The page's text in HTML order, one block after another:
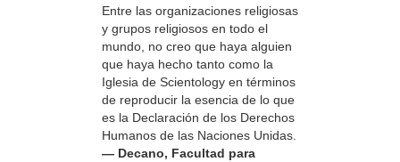
Entre las organizaciones religiosas
y grupos religiosos en todo el
mundo, no creo que haya alguien
que haya hecho tanto como la
Iglesia de Scientology en términos
de reproducir la esencia de lo que
es la Declaración de los Derechos
Humanos de las Naciones Unidas.
— Decano, Facultad para